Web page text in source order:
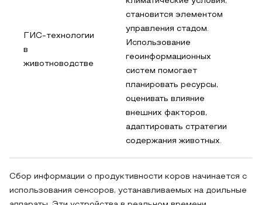
ГИС-технологии
в
животноводстве
становится элементом
управления стадом.
Использование
геоинформационных
систем помогает
планировать ресурсы,
оценивать влияние
внешних факторов,
адаптировать стратегии
содержания животных.
Сбор информации о продуктивности коров начинается с
использования сенсоров, устанавливаемых на доильные